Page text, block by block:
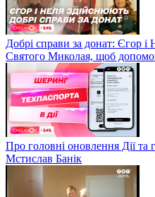
Добрі справи за донат: Єгор і
Святого Миколая, щоб
Про головні оновлення Дії
Мстислав Банік